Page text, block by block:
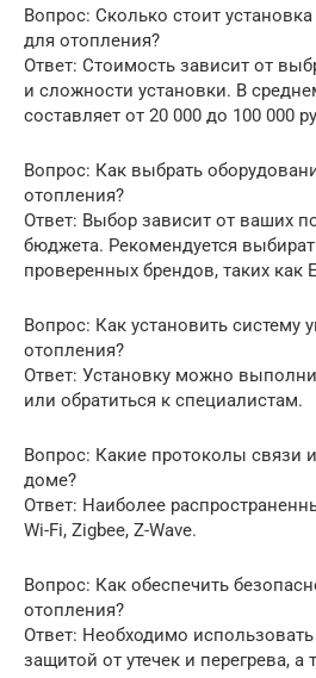
Вопрос: Сколько стоит
для отопления?
Ответ: Стоимость зависит от
и сложности установки. В
составляет от 20 000 до 100 000
Вопрос: Как выбрать
отопления?
Ответ: Выбор зависит от ваших
бюджета. Рекомендуется
проверенных брендов, таких как
Вопрос: Как установить систему
отопления?
Ответ: Установку можно
или обратиться к специалистам.
Вопрос: Какие протоколы связи
доме?
Ответ: Наиболее
Wi-Fi, Zigbee, Z-Wave.
Вопрос: Как обеспечить
отопления?
Ответ: Необходимо
защитой от утечек и перегрева, а